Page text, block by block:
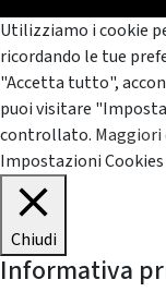
Utilizziamo i cookie
ricordando le tue
"Accetta tutto",
puoi visitare
controllato.
Impostazioni Cookies
Chiudi
Informativa